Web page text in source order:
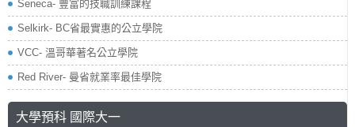
Seneca- 豐富的技職訓練課程
Selkirk- BC省最實惠的公立學院
VCC- 溫哥華著名公立學院
Red River- 曼省就業率最佳學院
大學預科 國際大一